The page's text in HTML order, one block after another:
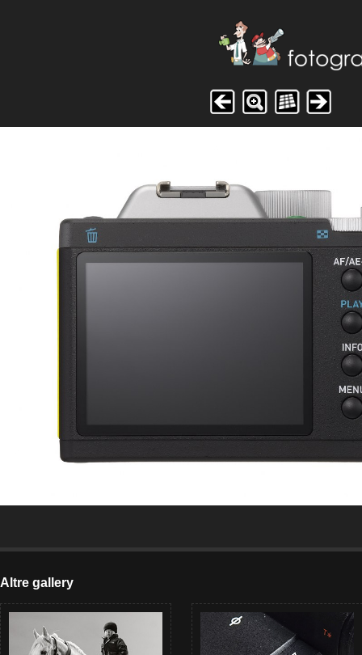
Altre gallery